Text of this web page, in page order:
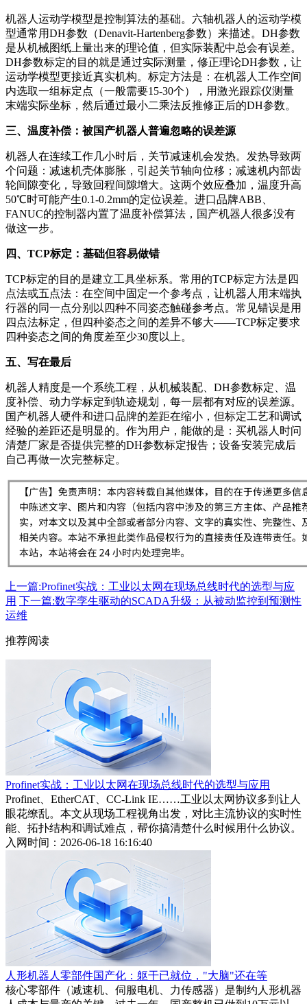
机器人运动学模型是控制算法的基础。六轴机器人的运动学模
型通常用DH参数（Denavit-Hartenberg参数）来描述。DH参数
是从机械图纸上量出来的理论值，但实际装配中总会有误差。
DH参数标定的目的就是通过实际测量，修正理论DH参数，让
运动学模型更接近真实机构。标定方法是：在机器人工作空间
内选取一组标定点（一般需要15-30个），用激光跟踪仪测量
末端实际坐标，然后通过最小二乘法反推修正后的DH参数。
三、温度补偿：被国产机器人普遍忽略的误差源
机器人在连续工作几小时后，关节减速机会发热。发热导致两
个问题：减速机壳体膨胀，引起关节轴向位移；减速机内部齿
轮间隙变化，导致回程间隙增大。这两个效应叠加，温度升高
50℃时可能产生0.1-0.2mm的定位误差。进口品牌ABB、
FANUC的控制器内置了温度补偿算法，国产机器人很多没有
做这一步。
四、TCP标定：基础但容易做错
TCP标定的目的是建立工具坐标系。常用的TCP标定方法是四
点法或五点法：在空间中固定一个参考点，让机器人用末端执
行器的同一点分别以四种不同姿态触碰参考点。常见错误是用
四点法标定，但四种姿态之间的差异不够大——TCP标定要求
四种姿态之间的角度差至少30度以上。
五、写在最后
机器人精度是一个系统工程，从机械装配、DH参数标定、温
度补偿、动力学标定到轨迹规划，每一层都有对应的误差源。
国产机器人硬件和进口品牌的差距在缩小，但标定工艺和调试
经验的差距还是明显的。作为用户，能做的是：买机器人时问
清楚厂家是否提供完整的DH参数标定报告；设备安装完成后
自己再做一次完整标定。
上一篇:Profinet实战：工业以太网在现场总线时代的选型与应
用 下一篇:数字孪生驱动的SCADA升级：从被动监控到预测性
运维
推荐阅读
Profinet实战：工业以太网在现场总线时代的选型与应用
Profinet、EtherCAT、CC-Link IE……工业以太网协议多到让人
眼花缭乱。本文从现场工程视角出发，对比主流协议的实时性
能、拓扑结构和调试难点，帮你搞清楚什么时候用什么协议。
入网时间：2026-06-18 16:16:40
人形机器人零部件国产化：躯干已就位，"大脑"还在等
核心零部件（减速机、伺服电机、力传感器）是制约人形机器